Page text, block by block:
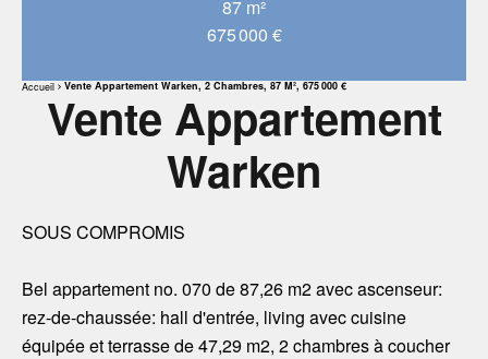
87 m²
675 000 €
Accueil Vente Appartement Warken, 2 Chambres, 87 M², 675 000 €
Vente Appartement
Warken
SOUS COMPROMIS
Bel appartement no. 070 de 87,26 m2 avec ascenseur:
rez-de-chaussée: hall d'entrée, living avec cuisine
équipée et terrasse de 47,29 m2, 2 chambres à coucher